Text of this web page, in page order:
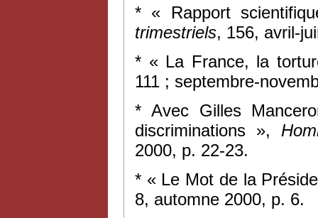
* « Rapport
trimestriels, 156, avril-
* « La France, la
111 ; septembre-
* Avec Gilles
discriminations »,
2000, p. 22-23.
* « Le Mot de la
8, automne 2000, p. 6.